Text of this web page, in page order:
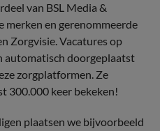
van BSL Media &
merken en gerenommeerde
Zorgvisie. Vacatures op
automatisch doorgeplaatst
zorgplatformen. Ze
300.000 keer bekeken!
plaatsen we bijvoorbeeld